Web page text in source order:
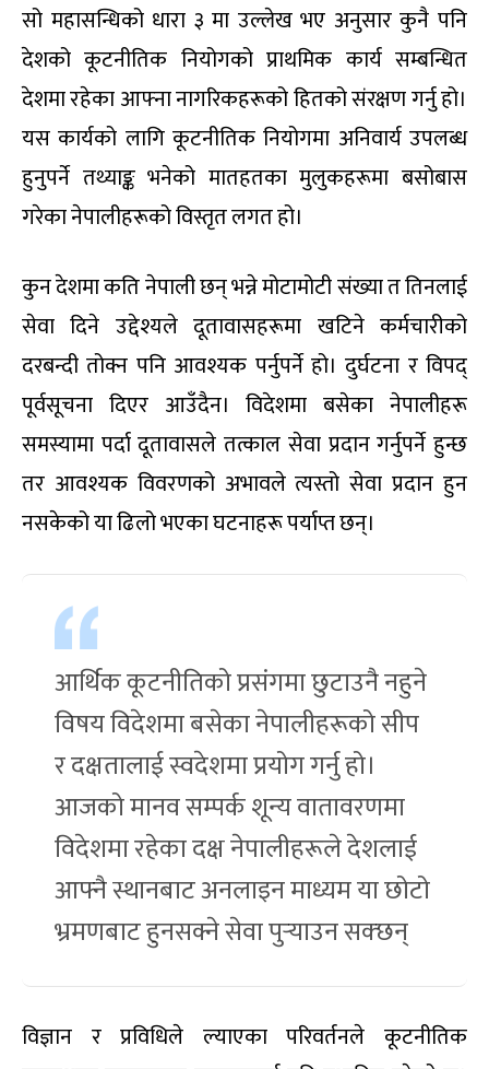
सो महासन्धिको धारा ३ मा उल्लेख भए अनुसार कुनै पनि
देशको कूटनीतिक नियोगको प्राथमिक कार्य सम्बन्धित
देशमा रहेका आफ्ना नागरिकहरूको हितको संरक्षण गर्नु हो।
यस कार्यको लागि कूटनीतिक नियोगमा अनिवार्य उपलब्ध
हुनुपर्ने तथ्याङ्क भनेको मातहतका मुलुकहरूमा बसोबास
गरेका नेपालीहरूको विस्तृत लगत हो।
कुन देशमा कति नेपाली छन् भन्ने मोटामोटी संख्या त तिनलाई
सेवा दिने उद्देश्यले दूतावासहरूमा खटिने कर्मचारीको
दरबन्दी तोक्न पनि आवश्यक पर्नुपर्ने हो। दुर्घटना र विपद्
पूर्वसूचना दिएर आउँदैन। विदेशमा बसेका नेपालीहरू
समस्यामा पर्दा दूतावासले तत्काल सेवा प्रदान गर्नुपर्ने हुन्छ
तर आवश्यक विवरणको अभावले त्यस्तो सेवा प्रदान हुन
नसकेको या ढिलो भएका घटनाहरू पर्याप्त छन्।
आर्थिक कूटनीतिको प्रसंगमा छुटाउनै नहुने
विषय विदेशमा बसेका नेपालीहरूको सीप
र दक्षतालाई स्वदेशमा प्रयोग गर्नु हो।
आजको मानव सम्पर्क शून्य वातावरणमा
विदेशमा रहेका दक्ष नेपालीहरूले देशलाई
आफ्नै स्थानबाट अनलाइन माध्यम या छोटो
भ्रमणबाट हुनसक्ने सेवा पुर्‍याउन सक्छन्
विज्ञान र प्रविधिले ल्याएका परिवर्तनले कूटनीतिक